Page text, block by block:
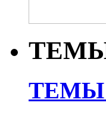
ТЕМЫ